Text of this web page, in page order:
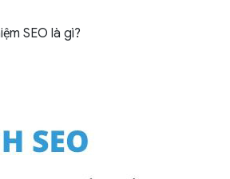
đầu
học là được
SEO là gì?